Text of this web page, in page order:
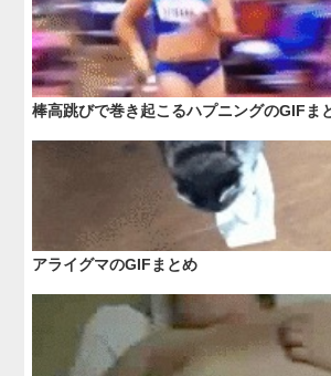
棒高跳びで巻き起こるハプニングのGIFま
アライグマのGIFまとめ